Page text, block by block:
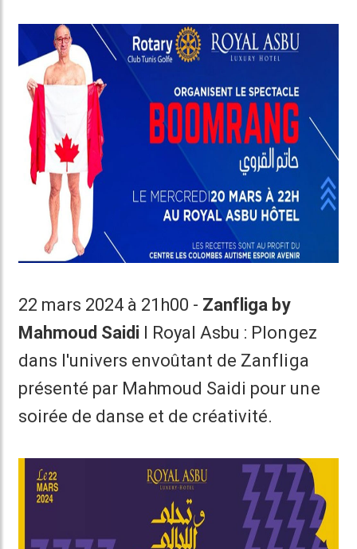
22 mars 2024 à 21h00 - Zanfliga by
Mahmoud Saidi I Royal Asbu : Plongez
dans l'univers envoûtant de Zanfliga
présenté par Mahmoud Saidi pour une
soirée de danse et de créativité.